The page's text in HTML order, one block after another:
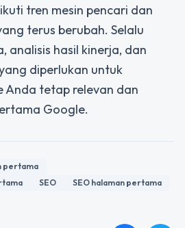
tren mesin pencari dan
terus berubah. Selalu
analisis hasil kinerja, dan
diperlukan untuk
Anda tetap relevan dan
Google.
pertama
SEO
SEO halaman pertama